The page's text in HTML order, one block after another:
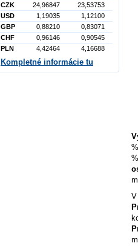
CZK
24,96847
23,53753
USD
1,19035
1,12100
GBP
0,88210
0,83071
CHF
0,96146
0,90545
PLN
4,42464 4,16688
Kompletné informácie tu